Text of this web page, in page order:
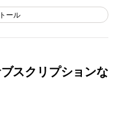
ール
スクリプションな